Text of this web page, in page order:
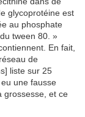
glycoprotéine est
au phosphate
tween 80. »
En fait,
de
liste sur 25
une fausse
grossesse, et ce